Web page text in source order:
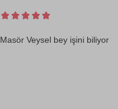
Masör Veysel bey işini biliyor